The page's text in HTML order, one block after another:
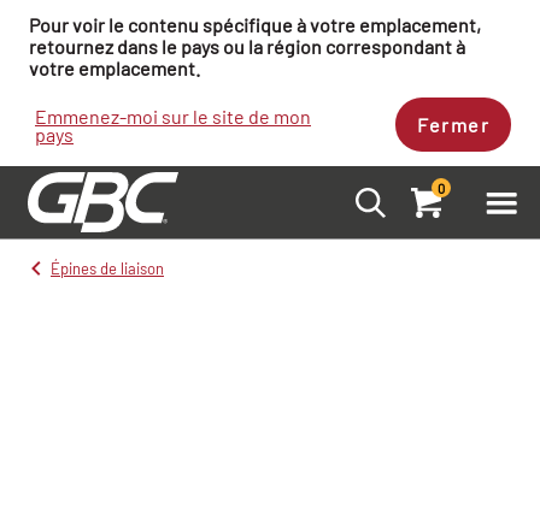
Pour voir le contenu spécifique à votre emplacement,
retournez dans le pays ou la région correspondant à
votre emplacement.
Emmenez-moi sur le site de mon
pays Fermer
0
Épines de liaison